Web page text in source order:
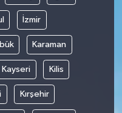
İzmir
Karaman
Kayseri Kilis
Kırşehir